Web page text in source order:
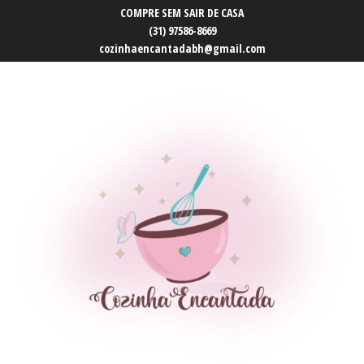
COMPRE SEM SAIR DE CASA
(31) 97586-8669
cozinhaencantadabh@gmail.com